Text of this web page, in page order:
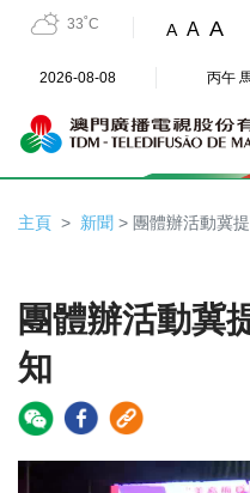
33˚C A A A
2026-08-08 丙午
主頁 新聞 > 團體辦活動冀
團體辦活動冀
知